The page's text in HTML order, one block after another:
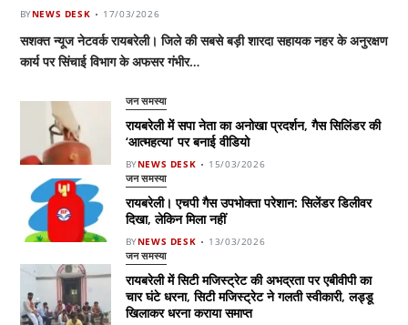
BYNEWS DESK 17/03/2026
सशक्त न्यूज नेटवर्क रायबरेली। जिले की सबसे बड़ी शारदा सहायक नहर के अनुरक्षण
कार्य पर सिंचाई विभाग के अफसर गंभीर…
जन समस्या
रायबरेली में सपा नेता का अनोखा प्रदर्शन, गैस सिलिंडर की
‘आत्महत्या’ पर बनाई वीडियो
BYNEWS DESK 15/03/2026
जन समस्या
रायबरेली। एचपी गैस उपभोक्ता परेशान: सिलेंडर डिलीवर
दिखा, लेकिन मिला नहीं
BYNEWS DESK 13/03/2026
जन समस्या
रायबरेली में सिटी मजिस्ट्रेट की अभद्रता पर एबीवीपी का
चार घंटे धरना, सिटी मजिस्ट्रेट ने गलती स्वीकारी, लड्डू
खिलाकर धरना कराया समाप्त